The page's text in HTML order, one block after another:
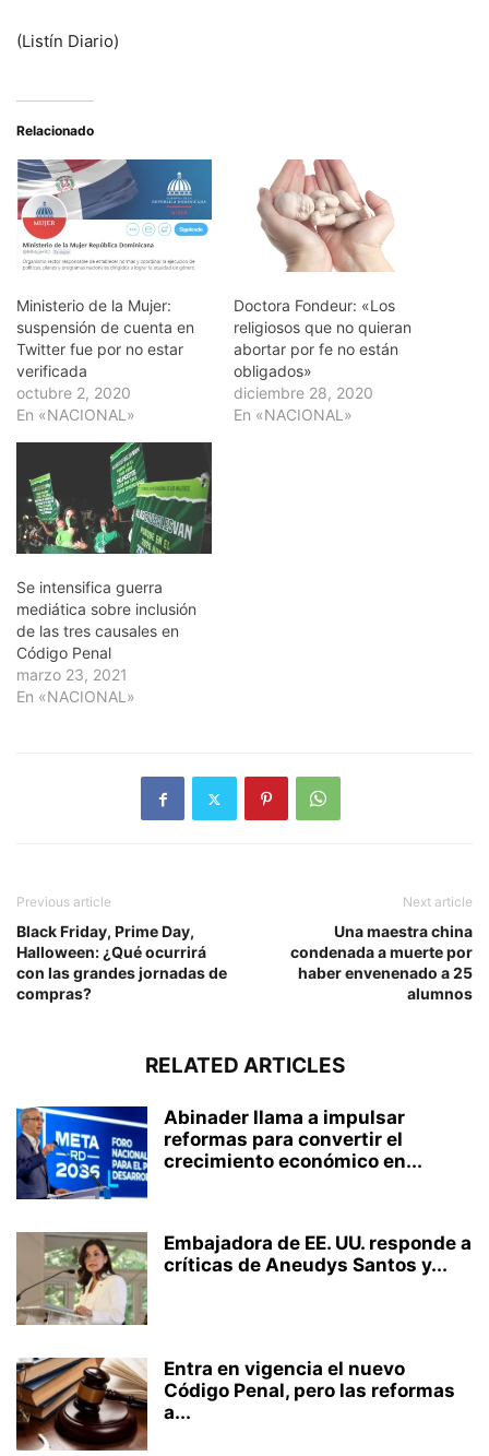
(Listín Diario)
Relacionado
Ministerio de la Mujer:
suspensión de cuenta en
Twitter fue por no estar
verificada
octubre 2, 2020
En «NACIONAL»
Doctora Fondeur: «Los
religiosos que no quieran
abortar por fe no están
obligados»
diciembre 28, 2020
En «NACIONAL»
Se intensifica guerra
mediática sobre inclusión
de las tres causales en
Código Penal
marzo 23, 2021
En «NACIONAL»
Previous article
Black Friday, Prime Day,
Halloween: ¿Qué ocurrirá
con las grandes jornadas de
compras?
Next article
Una maestra china
condenada a muerte por
haber envenenado a 25
alumnos
RELATED ARTICLES
Abinader llama a impulsar
reformas para convertir el
crecimiento económico en...
Embajadora de EE. UU. responde a
críticas de Aneudys Santos y...
Entra en vigencia el nuevo
Código Penal, pero las reformas
a...